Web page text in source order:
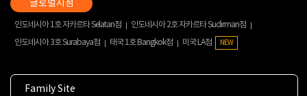
인도네시아 1호 자카르타 Selatan점
인도네시아 2호 자카르타 Sudirman점
인도네시아 3호 Surabaya점
태국 1호 Bangkok점 미국 LA점 NEW
Family Site